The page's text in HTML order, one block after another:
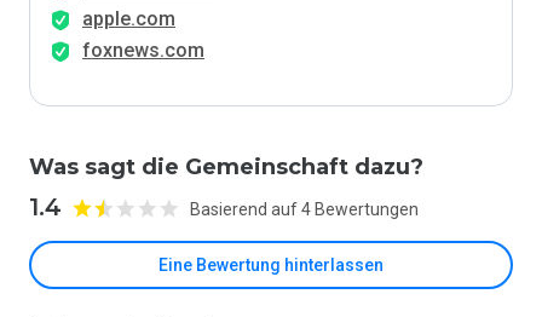
apple.com
foxnews.com
Was sagt die Gemeinschaft dazu?
1.4 Basierend auf 4 Bewertungen
Eine Bewertung hinterlassen